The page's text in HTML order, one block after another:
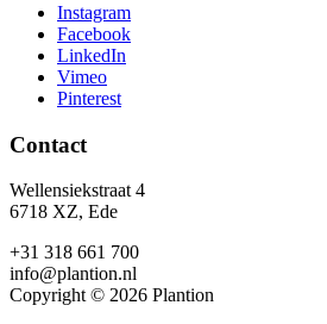
Instagram
Facebook
LinkedIn
Vimeo
Pinterest
Contact
Wellensiekstraat 4
6718 XZ, Ede
+31 318 661 700
info@plantion.nl
Copyright © 2026 Plantion